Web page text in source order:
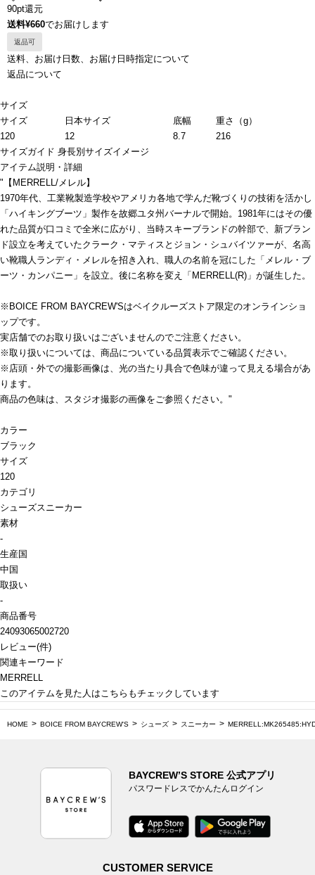
90pt還元
送料¥660でお届けします
返品可
送料、お届け日数、お届け日時指定について
返品について
サイズ
サイズ
日本サイズ 底幅
重さ（g）
120
12 8.7
216
サイズガイド 身長別サイズイメージ
アイテム説明・詳細
"【MERRELL/メレル】
1970年代、工業靴製造学校やアメリカ各地で学んだ靴づくりの技術を活かし
「ハイキングブーツ」製作を故郷ユタ州バーナルで開始。1981年にはその優
れた品質が口コミで全米に広がり、当時スキーブランドの幹部で、新ブラン
ド設立を考えていたクラーク・マティスとジョン・シュバイツァーが、名高
い靴職人ランディ・メレルを招き入れ、職人の名前を冠にした「メレル・ブ
ーツ・カンパニー」を設立。後に名称を変え「MERRELL(R)」が誕生した。
※BOICE FROM BAYCREW'Sはベイクルーズストア限定のオンラインショ
ップです。
実店舗でのお取り扱いはございませんのでご注意ください。
※取り扱いについては、商品についている品質表示でご確認ください。
※店頭・外での撮影画像は、光の当たり具合で色味が違って見える場合があ
ります。
商品の色味は、スタジオ撮影の画像をご参照ください。"
カラー
ブラック
サイズ
120
カテゴリ
シューズスニーカー
素材
-
生産国
中国
取扱い
-
商品番号
24093065002720
レビュー(件)
関連キーワード
MERRELL
このアイテムを見た人はこちらもチェックしています
HOME BOICE FROM BAYCREW'S シューズ スニーカー
BAYCREW’S STORE 公式アプリ
パスワードレスでかんたんログイン
CUSTOMER SERVICE